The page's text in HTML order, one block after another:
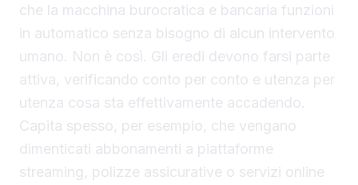
che la macchina burocratica e bancaria funzioni
in automatico senza bisogno di alcun intervento
umano. Non è così. Gli eredi devono farsi parte
attiva, verificando conto per conto e utenza per
utenza cosa sta effettivamente accadendo.
Capita spesso, per esempio, che vengano
dimenticati abbonamenti a piattaforme
streaming, polizze assicurative o servizi online